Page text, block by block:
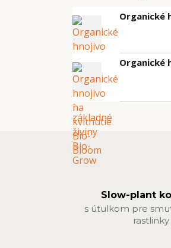
Organické
Organické
Slow-plant
s útulkom pre
rastlinky